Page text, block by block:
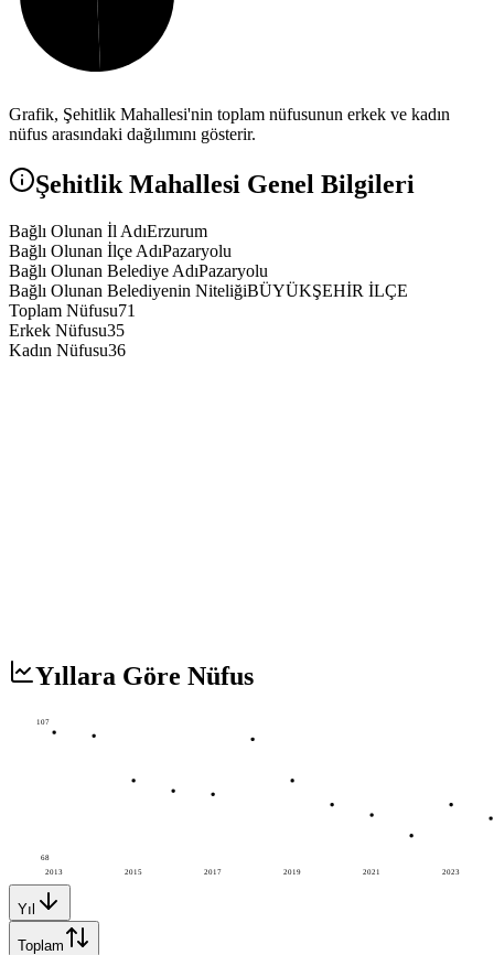
Grafik, Şehitlik Mahallesi'nin toplam nüfusunun erkek ve kadın
nüfus arasındaki dağılımını gösterir.
Şehitlik Mahallesi Genel Bilgileri
Bağlı Olunan İl AdıErzurum
Bağlı Olunan İlçe AdıPazaryolu
Bağlı Olunan Belediye AdıPazaryolu
Bağlı Olunan Belediyenin NiteliğiBÜYÜKŞEHİR İLÇE
Toplam Nüfusu71
Erkek Nüfusu35
Kadın Nüfusu36
Yıllara Göre Nüfus
2013 2015 2017 2019 2021 2023
107
68
Yıl
Toplam